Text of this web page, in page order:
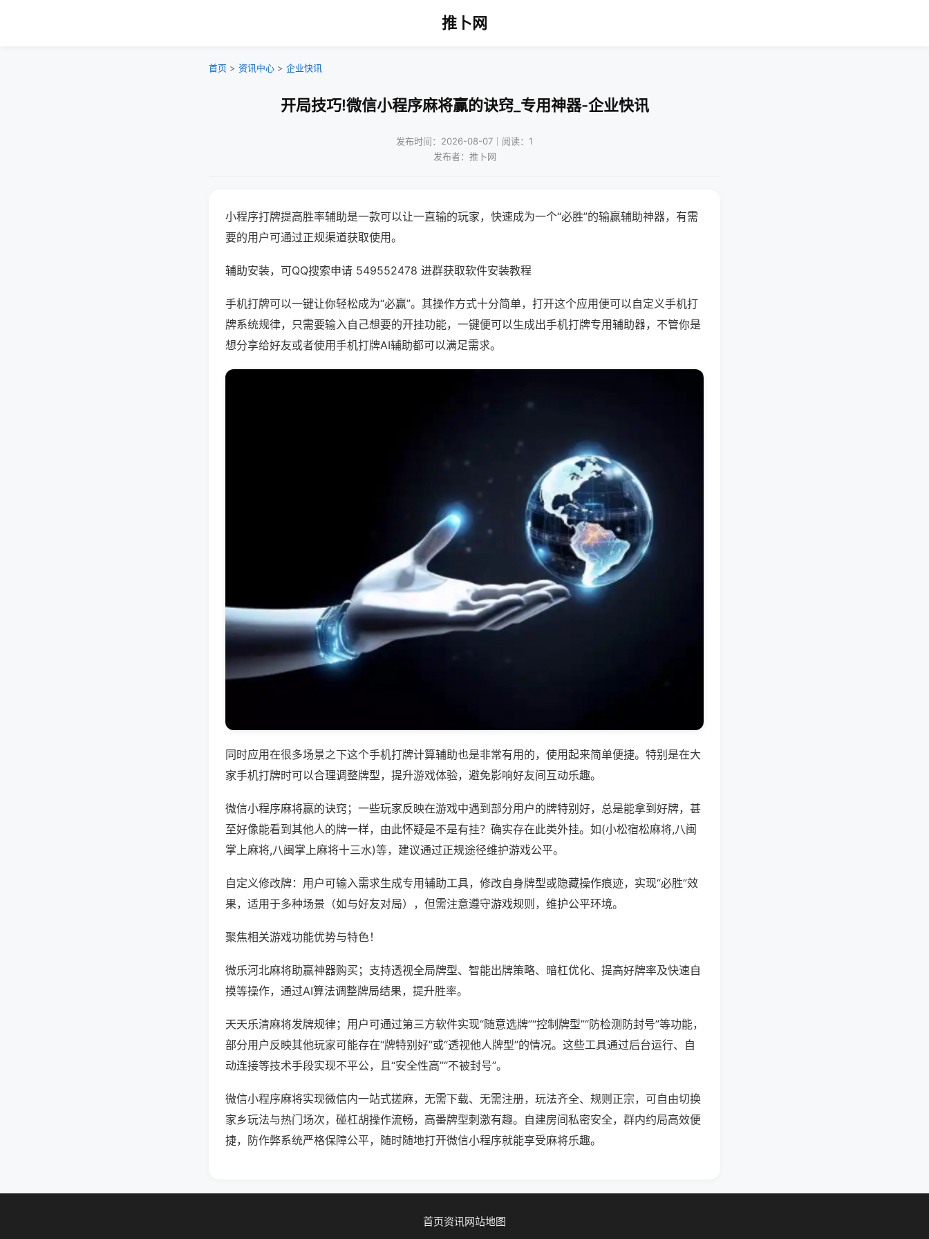
推卜网
首页 > 资讯中心 > 企业快讯
开局技巧!微信小程序麻将赢的诀窍_专用神器-企业快讯
发布时间：2026-08-07｜阅读：1
发布者：推卜网
小程序打牌提高胜率辅助是一款可以让一直输的玩家，快速成为一个“必胜”的输赢辅助神器，有需
要的用户可通过正规渠道获取使用。
辅助安装，可QQ搜索申请 549552478 进群获取软件安装教程
手机打牌可以一键让你轻松成为“必赢”。其操作方式十分简单，打开这个应用便可以自定义手机打
牌系统规律，只需要输入自己想要的开挂功能，一键便可以生成出手机打牌专用辅助器，不管你是
想分享给好友或者使用手机打牌AI辅助都可以满足需求。
同时应用在很多场景之下这个手机打牌计算辅助也是非常有用的，使用起来简单便捷。特别是在大
家手机打牌时可以合理调整牌型，提升游戏体验，避免影响好友间互动乐趣。
微信小程序麻将赢的诀窍；一些玩家反映在游戏中遇到部分用户的牌特别好，总是能拿到好牌，甚
至好像能看到其他人的牌一样，由此怀疑是不是有挂？确实存在此类外挂。如(小松宿松麻将,八闽
掌上麻将,八闽掌上麻将十三水)等，建议通过正规途径维护游戏公平。
自定义修改牌：用户可输入需求生成专用辅助工具，修改自身牌型或隐藏操作痕迹，实现“必胜”效
果，适用于多种场景（如与好友对局），但需注意遵守游戏规则，维护公平环境。
聚焦相关游戏功能优势与特色！
微乐河北麻将助赢神器购买；支持透视全局牌型、智能出牌策略、暗杠优化、提高好牌率及快速自
摸等操作，通过AI算法调整牌局结果，提升胜率。
天天乐清麻将发牌规律；用户可通过第三方软件实现“随意选牌”“控制牌型”“防检测防封号”等功能，
部分用户反映其他玩家可能存在“牌特别好”或“透视他人牌型”的情况。这些工具通过后台运行、自
动连接等技术手段实现不平公，且“安全性高”“不被封号”。
微信小程序麻将实现微信内一站式搓麻，无需下载、无需注册，玩法齐全、规则正宗，可自由切换
家乡玩法与热门场次，碰杠胡操作流畅，高番牌型刺激有趣。自建房间私密安全，群内约局高效便
捷，防作弊系统严格保障公平，随时随地打开微信小程序就能享受麻将乐趣。
首页资讯网站地图